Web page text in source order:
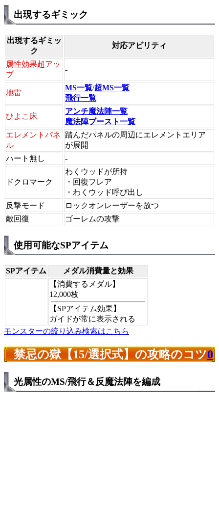
出現するギミック
出現するギミッ
ク
対応アビリティ
属性効果超アッ
プ
-
地雷
MS一覧/超MS一覧
飛行一覧
ひよこ床
アンチ魔法陣一覧
魔法陣ブースト一覧
エレメントパネ
ル
踏んだパネルの周辺にエレメントエリア
が展開
ハート無し
-
ドクロマーク
わくウッドが所持
・回復フレア
・わくウッド呼び出し
反撃モード
ロックオンレーザーを放つ
敵回復
ゴーレムの攻撃
使用可能なSPアイテム
SPアイテム
メダル消費量と効果
【消費するメダル】
12,000枚
【SPアイテム効果】
ガイドが常に表示される
モンスターの絞り込み検索はこちら
禁忌の獄【15/選択式】の攻略のコツ0
光属性のMS/飛行＆反魔法陣を編成